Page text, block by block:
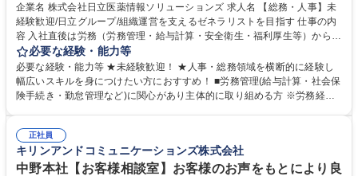
育休あり 完全週休2日制 交通費支給 土日祝休み 寮・社宅あり
企業名 株式会社日立医薬情報ソリューションズ 求人名 【総務・人事】未
経験歓迎/日立グループ/組織運営を支えるゼネラリストを目指す 仕事の内
容 入社直後は労務（労務管理・給与計算・安全衛生・福利厚生等）からお
任せいたします。将来は総務・採用・教育業務へ守備範囲を広げ、組織運
営を支えるゼネラリストをめざせます。 ・初期業務：労働時間管理、給与
計算、社会保険対応、福利厚生管理、安全衛生、健康経営推進等をお任せ
します。ご経験に応じて、休職者管理など、幅広く経験を積んでいただき
幅広く経験を積みたい意欲がある方に最適な環境です。 募集職種 【総
務・人事】未経験歓迎/日立グループ/組織運営を支えるゼネラリストを目
指す
必要な経験・能力等
必要な経験・能力等 ★未経験歓迎！ ★人事・総務領域を横断的に経験し
幅広いスキルを身につけたい方におすすめ！ ■労務管理(給与計算・社会保
険手続き・勤怠管理など)に関心があり主体的に取り組める方 ※労務経験
のご経験 ■労務管理（給与計算・社会保険手続き・勤怠管理など）の経験
■衛生管理者の資格をお持ちの方 学歴・資格 学歴：大学院 大学 高専 短大
専修学校 高校 語学力： 資格：
正社員
キリンアンドコミュニケーションズ株式会社
中野本社【お客様相談室】お客様のお声をもとにより良